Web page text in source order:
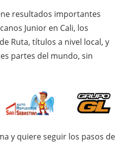
resultados importantes
Junior en Cali, los
Ruta, títulos a nivel local, y
partes del mundo, sin
y quiere seguir los pasos de